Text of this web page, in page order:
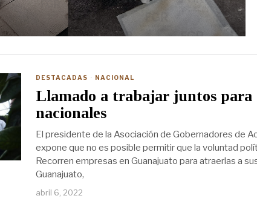
DESTACADAS · NACIONAL
Llamado a trabajar juntos para
nacionales
El presidente de la Asociación de Gobernadores de
expone que no es posible permitir que la voluntad
Recorren empresas en Guanajuato para atraerlas a
Guanajuato,
abril 6, 2022